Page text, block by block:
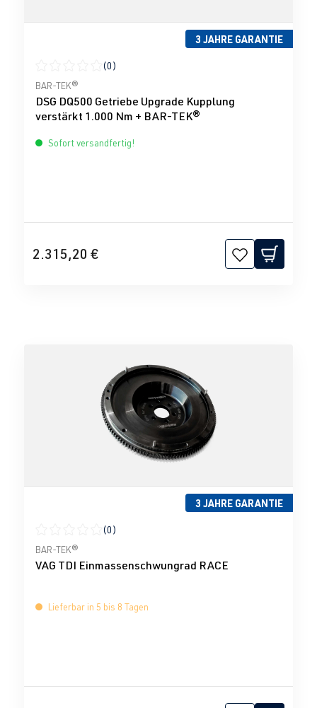
3 JAHRE GARANTIE
Durchschnittliche Bewertung von 0 von 5 Sternen
(0)
BAR-TEK®
DSG DQ500 Getriebe Upgrade Kupplung
verstärkt 1.000 Nm + BAR-TEK®
Sofort versandfertig!
2.315,20 €
3 JAHRE GARANTIE
Durchschnittliche Bewertung von 0 von 5 Sternen
(0)
BAR-TEK®
VAG TDI Einmassenschwungrad RACE
Lieferbar in 5 bis 8 Tagen